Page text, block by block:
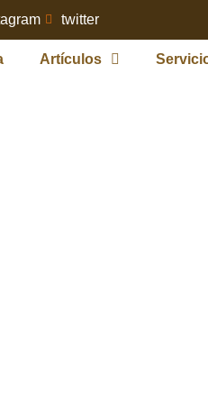
twitter
Artículos